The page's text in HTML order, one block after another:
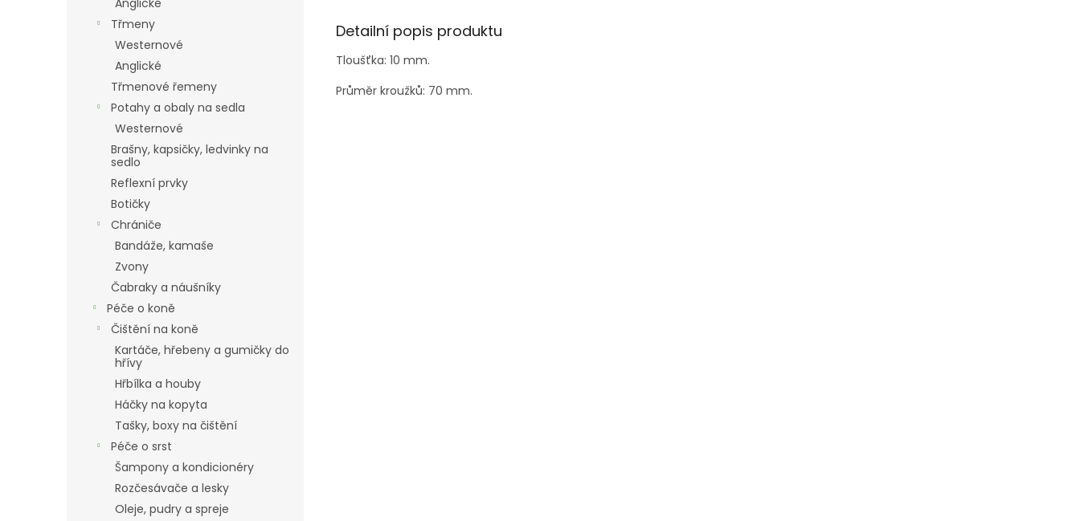
Anglické
Třmeny
Westernové
Anglické
Třmenové řemeny
Potahy a obaly na sedla
Westernové
Brašny, kapsičky, ledvinky na
sedlo
Reflexní prvky
Botičky
Chrániče
Bandáže, kamaše
Zvony
Čabraky a náušníky
Péče o koně
Čištění na koně
Kartáče, hřebeny a gumičky do
hřívy
Hřbílka a houby
Háčky na kopyta
Tašky, boxy na čištění
Péče o srst
Šampony a kondicionéry
Rozčesávače a lesky
Oleje, pudry a spreje
Detailní popis produktu
Tloušťka: 10 mm.
Průměr kroužků: 70 mm.